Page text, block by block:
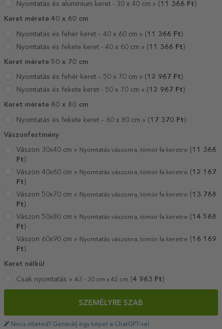
Nyomtatás és alumínium keret - 30 x 40 cm » ( 11 366 Ft )
Keret mérete 40 x 60 cm
Nyomtatás és fehér keret – 40 x 60 cm » ( 11 366 Ft )
Nyomtatás és fekete keret - 40 x 60 cm » (11 366 Ft)
Keret mérete 50 x 70 cm
Nyomtatás és fehér keret – 50 x 70 cm » ( 12 967 Ft )
Nyomtatás és fekete keret - 50 x 70 cm » ( 12 967 Ft )
Keret mérete 60 x 80 cm
Nyomtatás és fekete keret – 60 x 80 cm » (17 370 Ft)
Vászonfestmény
Vászon 30x40 cm » Nyomtatás vászonra, tömör fa keretre (11 366
Ft)
Vászon 40x60 cm » Nyomtatás vászonra, tömör fa keretre (12 167
Ft)
Vászon 50x70 cm » Nyomtatás vászonra, tömör fa keretre (13 768
Ft)
Vászon 50x80 cm » Nyomtatás vászonra, tömör fa keretre (14 568
Ft)
Vászon 60x90 cm » Nyomtatás vászonra, tömör fa keretre (16 169
Ft)
Keret nélkül
Csak nyomtatás » A3 – 30 cm x 42 cm (4 963 Ft)
SZEMÉLYRE SZAB
Nincs ötleted? Generálj egy képet a ChatGPT-vel